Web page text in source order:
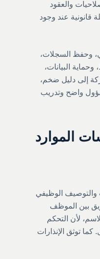
والعقود
قانونية عند وجود
وحفظ السجلات،
البيانات،
إلى دليل ضخم،
واضح وتدريب
الموارد
والتوصيف الوظيفي
بين الموظف
لأن التحكم
توثق الإنذارات